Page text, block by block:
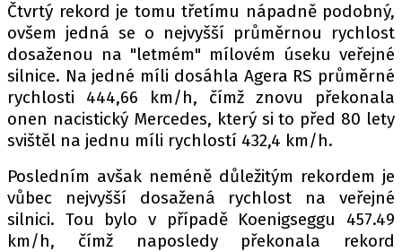
Čtvrtý rekord je tomu třetímu nápadně podobný,
ovšem jedná se o nejvyšší průměrnou rychlost
dosaženou na "letmém" mílovém úseku veřejné
silnice. Na jedné míli dosáhla Agera RS průměrné
rychlosti 444,66 km/h, čímž znovu překonala
onen nacistický Mercedes, který si to před 80 lety
svištěl na jednu míli rychlostí 432,4 km/h.
Posledním avšak neméně důležitým rekordem je
vůbec nejvyšší dosažená rychlost na veřejné
silnici. Tou bylo v případě Koenigseggu 457.49
km/h, čímž naposledy překonala rekord